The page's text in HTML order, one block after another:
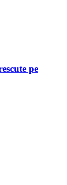
pe